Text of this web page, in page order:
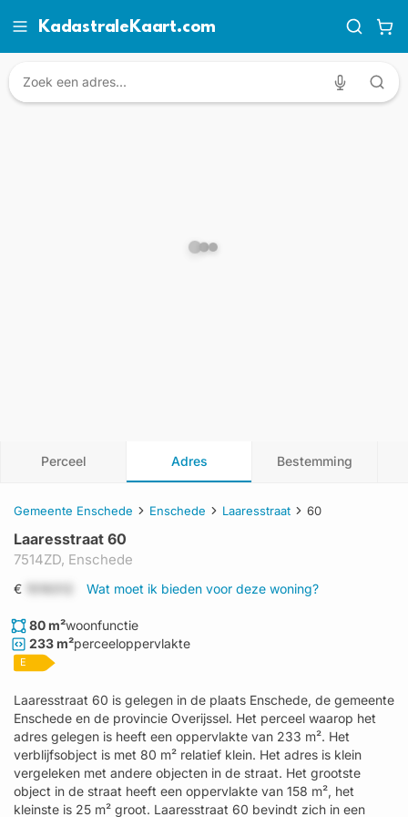
KadastraleKaart.com
Perceel Adres Bestemming
Gemeente Enschede Enschede Laaresstraat 60
Laaresstraat 60
7514ZD, Enschede
€ Wat moet ik bieden voor deze woning?
80 m²woonfunctie
233 m²perceeloppervlakte
E
Laaresstraat 60 is gelegen in de plaats Enschede, de gemeente
Enschede en de provincie Overijssel. Het perceel waarop het
adres gelegen is heeft een oppervlakte van 233 m². Het
verblijfsobject is met 80 m² relatief klein. Het adres is klein
vergeleken met andere objecten in de straat. Het grootste
object in de straat heeft een oppervlakte van 158 m², het
kleinste is 25 m² groot. Laaresstraat 60 bevindt zich in een